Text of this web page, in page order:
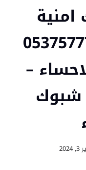
ت: 0537577717
–
شبوك